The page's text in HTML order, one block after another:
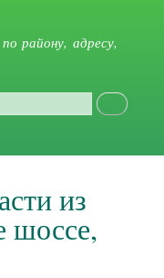
району, адресу,
из
шоссе,